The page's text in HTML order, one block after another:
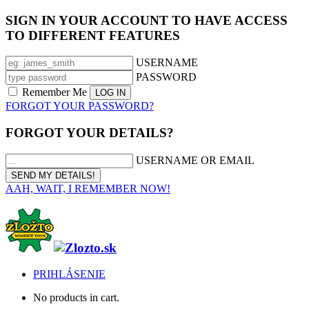
SIGN IN YOUR ACCOUNT TO HAVE ACCESS
TO DIFFERENT FEATURES
USERNAME
PASSWORD
Remember Me
FORGOT YOUR PASSWORD?
FORGOT YOUR DETAILS?
USERNAME OR EMAIL
AAH, WAIT, I REMEMBER NOW!
PRIHLÁSENIE
No products in cart.